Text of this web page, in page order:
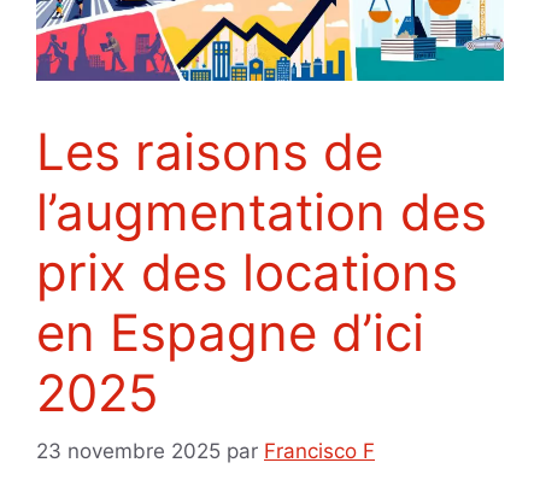
les raisons de
l’augmentation des
prix des locations
en Espagne d’ici
2025
23 novembre 2025 par Francisco F